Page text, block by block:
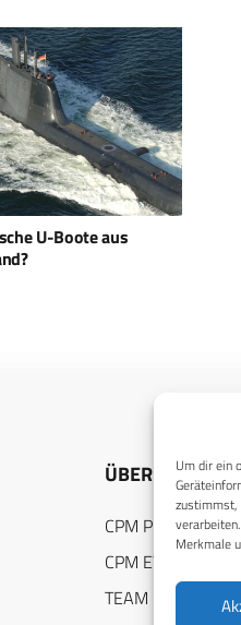
Um dir ein
zustimmst,
Merkmale
Programm: Boeing
ÜBER UNS
CPM
CPM EVENTS
TEAM